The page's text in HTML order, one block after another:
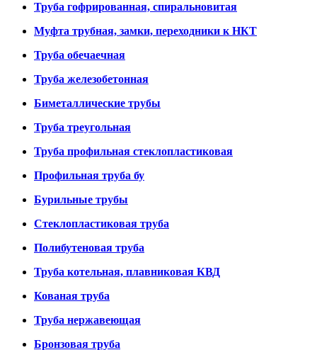
Труба гофрированная, спиральновитая
Муфта трубная, замки, переходники к НКТ
Труба обечаечная
Труба железобетонная
Биметаллические трубы
Труба треугольная
Труба профильная стеклопластиковая
Профильная труба бу
Бурильные трубы
Стеклопластиковая труба
Полибутеновая труба
Труба котельная, плавниковая КВД
Кованая труба
Труба нержавеющая
Бронзовая труба